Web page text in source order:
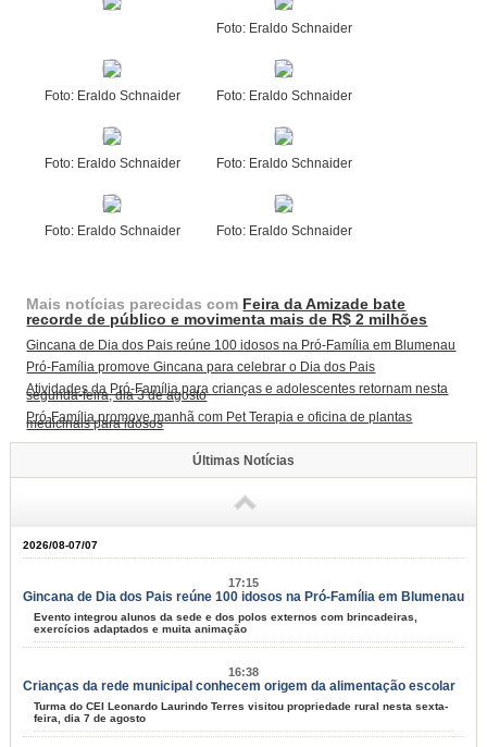
Foto: Eraldo Schnaider
Foto: Eraldo Schnaider Foto: Eraldo Schnaider
Foto: Eraldo Schnaider Foto: Eraldo Schnaider
Foto: Eraldo Schnaider Foto: Eraldo Schnaider
Mais notícias parecidas com Feira da Amizade bate
recorde de público e movimenta mais de R$ 2 milhões
Gincana de Dia dos Pais reúne 100 idosos na Pró-Família em Blumenau
Pró-Família promove Gincana para celebrar o Dia dos Pais
Atividades da Pró-Família para crianças e adolescentes retornam nesta
segunda-feira, dia 3 de agosto
Pró-Família promove manhã com Pet Terapia e oficina de plantas
medicinais para idosos
Últimas Notícias
2026/08-07/07
17:15
Gincana de Dia dos Pais reúne 100 idosos na Pró-Família em Blumenau
Evento integrou alunos da sede e dos polos externos com brincadeiras,
exercícios adaptados e muita animação
16:38
Crianças da rede municipal conhecem origem da alimentação escolar
Turma do CEI Leonardo Laurindo Terres visitou propriedade rural nesta sexta-
feira, dia 7 de agosto